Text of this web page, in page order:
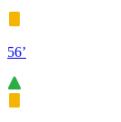
56’